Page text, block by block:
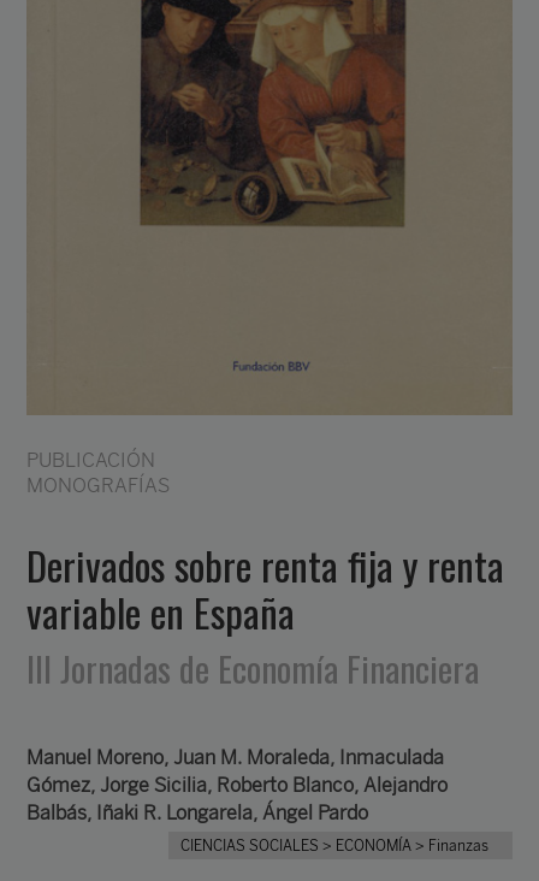
PUBLICACIÓN
MONOGRAFÍAS
Derivados sobre renta fija y renta
variable en España
III Jornadas de Economía Financiera
Manuel Moreno, Juan M. Moraleda, Inmaculada
Gómez, Jorge Sicilia, Roberto Blanco, Alejandro
Balbás, Iñaki R. Longarela, Ángel Pardo
CIENCIAS SOCIALES > ECONOMÍA > Finanzas